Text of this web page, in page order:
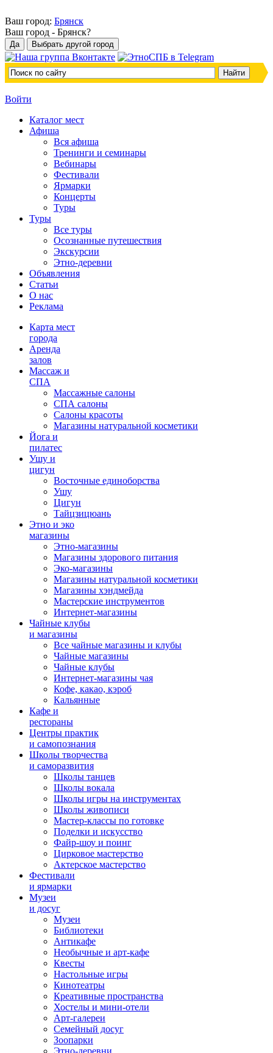
Ваш город: Брянск
Ваш город - Брянск?
Войти
Каталог мест
Афиша
Вся афиша
Тренинги и семинары
Вебинары
Фестивали
Ярмарки
Концерты
Туры
Туры
Все туры
Осознанные путешествия
Экскурсии
Этно-деревни
Объявления
Статьи
О нас
Реклама
Карта мест
города
Аренда
залов
Массаж и
СПА
Массажные салоны
СПА салоны
Салоны красоты
Магазины натуральной косметики
Йога и
пилатес
Ушу и
цигун
Восточные единоборства
Ушу
Цигун
Тайцзицюань
Этно и эко
магазины
Этно-магазины
Магазины здорового питания
Эко-магазины
Магазины натуральной косметики
Магазины хэндмейда
Мастерские инструментов
Интернет-магазины
Чайные клубы
и магазины
Все чайные магазины и клубы
Чайные магазины
Чайные клубы
Интернет-магазины чая
Кофе, какао, кэроб
Кальянные
Кафе и
рестораны
Центры практик
и самопознания
Школы творчества
и саморазвития
Школы танцев
Школы вокала
Школы игры на инструментах
Школы живописи
Мастер-классы по готовке
Поделки и искусство
Файр-шоу и поинг
Цирковое мастерство
Актерское мастерство
Фестивали
и ярмарки
Музеи
и досуг
Музеи
Библиотеки
Антикафе
Необычные и арт-кафе
Квесты
Настольные игры
Кинотеатры
Креативные пространства
Хостелы и мини-отели
Арт-галереи
Семейный досуг
Зоопарки
Этно-деревни